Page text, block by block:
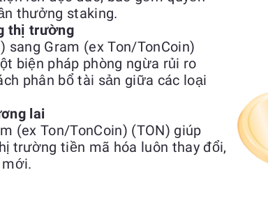
thưởng staking.
thị trường
sang Gram (ex Ton/TonCoin)
biện pháp phòng ngừa rủi ro
phân bổ tài sản giữa các loại
lai
(ex Ton/TonCoin) (TON) giúp
trường tiền mã hóa luôn thay đổi,